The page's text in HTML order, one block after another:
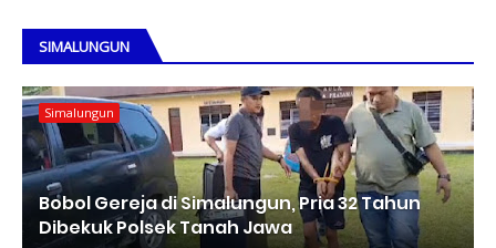
SIMALUNGUN
Simalungun
Bobol Gereja di Simalungun, Pria 32 Tahun
Dibekuk Polsek Tanah Jawa